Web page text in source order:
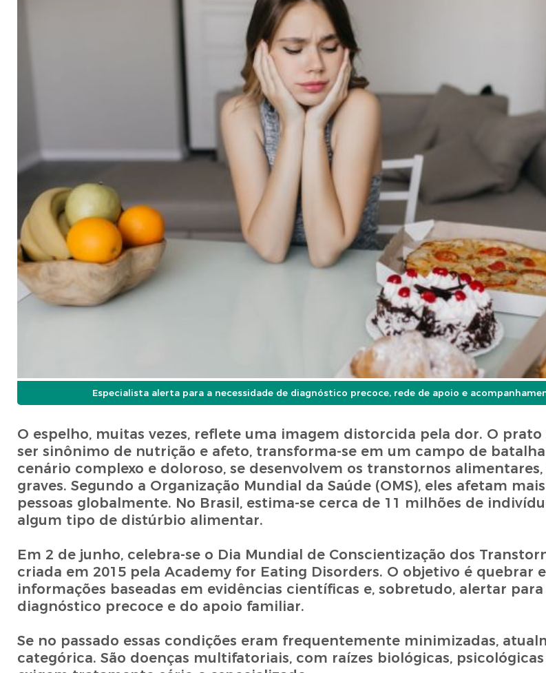
Especialista alerta para a necessidade de diagnóstico precoce, rede de apoio e
O espelho, muitas vezes, reflete uma imagem distorcida pela dor. O
ser sinônimo de nutrição e afeto, transforma-se em um campo de batalha
cenário complexo e doloroso, se desenvolvem os transtornos
graves. Segundo a Organização Mundial da Saúde (OMS), eles afetam
pessoas globalmente. No Brasil, estima-se cerca de 11 milhões de
algum tipo de distúrbio alimentar.
Em 2 de junho, celebra-se o Dia Mundial de Conscientização dos
criada em 2015 pela Academy for Eating Disorders. O objetivo é quebrar
informações baseadas em evidências científicas e, sobretudo, alertar
diagnóstico precoce e do apoio familiar.
Se no passado essas condições eram frequentemente minimizadas,
categórica. São doenças multifatoriais, com raízes biológicas,